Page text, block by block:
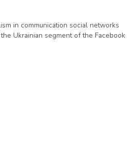
in communication social networks
Ukrainian segment of the Facebook